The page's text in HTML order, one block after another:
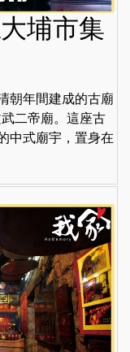
埔市集
朝年間建成的古廟
二帝廟。這座古
中式廟宇，置身在